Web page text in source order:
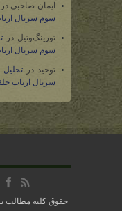
ایمان صاحبی در
سوم سریال
تورینگ‌وتیل در
سوم سریال
توحید در
سریال ارباب
حقوق کلیه مطالب